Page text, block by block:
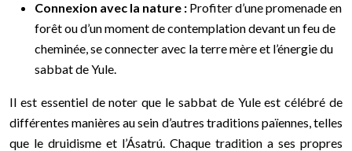
Connexion avec la nature : Profiter d’une promenade en
forêt ou d’un moment de contemplation devant un feu de
cheminée, se connecter avec la terre mère et l’énergie du
sabbat de Yule.
Il est essentiel de noter que le sabbat de Yule est célébré de
différentes manières au sein d’autres traditions païennes, telles
que le druidisme et l’Ásatrú. Chaque tradition a ses propres